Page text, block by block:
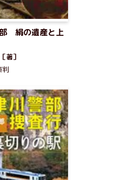
絹の遺産と上
著］
判